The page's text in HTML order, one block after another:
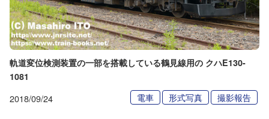
軌道変位検測装置の一部を搭載している鶴見線用の クハE130-
1081
2018/09/24 電車 形式写真 撮影報告